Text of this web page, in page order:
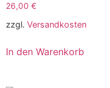
26,00 €
zzgl. Versandkosten
In den Warenkorb